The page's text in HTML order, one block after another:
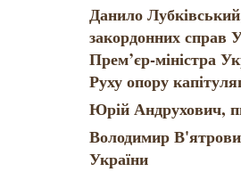
Данило
закордонних справ
Прем’єр-міністра
Руху опору
Юрій Андрухович,
Володимир
України